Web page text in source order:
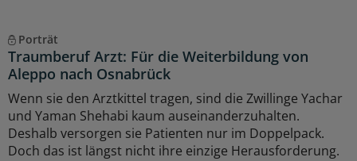
Porträt
Traumberuf Arzt: Für die Weiterbildung von
Aleppo nach Osnabrück
Wenn sie den Arztkittel tragen, sind die Zwillinge Yachar
und Yaman Shehabi kaum auseinanderzuhalten.
Deshalb versorgen sie Patienten nur im Doppelpack.
Doch das ist längst nicht ihre einzige Herausforderung.